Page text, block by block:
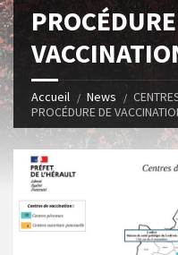
Accueil News
PROCÉDURE DE